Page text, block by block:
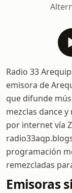
Radio 33
emisora de
que difunde
mezclas dance
por internet vía
programación
remezcladas
Emisoras